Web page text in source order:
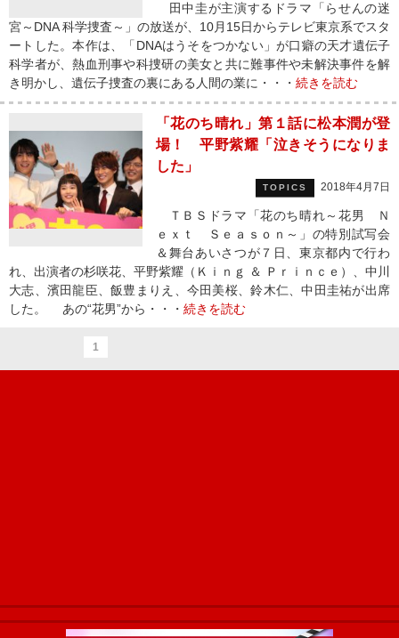
田中圭が主演するドラマ「らせんの迷
宮～DNA 科学捜査～」の放送が、10月15日からテレビ東京系でスタ
ートした。本作は、「DNAはうそをつかない」が口癖の天才遺伝子
科学者が、熱血刑事や科捜研の美女と共に難事件や未解決事件を解
き明かし、遺伝子捜査の裏にある人間の業に・・・ 続きを読む
「花のち晴れ」第１話に松本潤が登
場！ 平野紫耀「泣きそうになりま
した」
TOPICS 2018年4月7日
ＴＢＳドラマ「花のち晴れ～花男 Ｎ
ｅｘｔ Ｓｅａｓｏｎ～」の特別試写会
＆舞台あいさつが７日、東京都内で行わ
れ、出演者の杉咲花、平野紫耀（Ｋｉｎｇ ＆ Ｐｒｉｎｃｅ）、中川
大志、濱田龍臣、飯豊まりえ、今田美桜、鈴木仁、中田圭祐が出席
した。 あの“花男”から・・・ 続きを読む
1